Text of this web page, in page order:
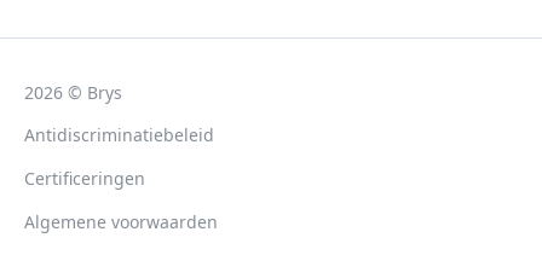
2026 © Brys
Antidiscriminatiebeleid
Certificeringen
Algemene voorwaarden